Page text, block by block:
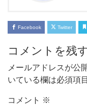
Facebook Twitter
コメントを残
メールアドレスが公
いている欄は必須項
コメント ※